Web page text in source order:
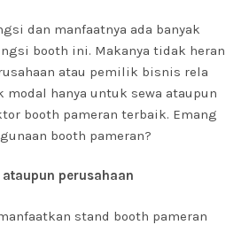
dan manfaatnya ada banyak
booth ini. Makanya tidak heran
atau pemilik bisnis rela
modal hanya untuk sewa ataupun
booth pameran terbaik. Emang
booth pameran?
perusahaan
stand booth pameran